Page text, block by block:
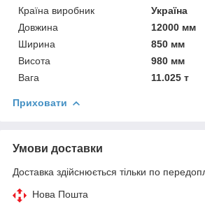
Країна виробник
Україна
Довжина
12000 мм
Ширина
850 мм
Висота
980 мм
Вага
11.025 т
Приховати
Умови доставки
Доставка здійснюється тільки по
Нова Пошта